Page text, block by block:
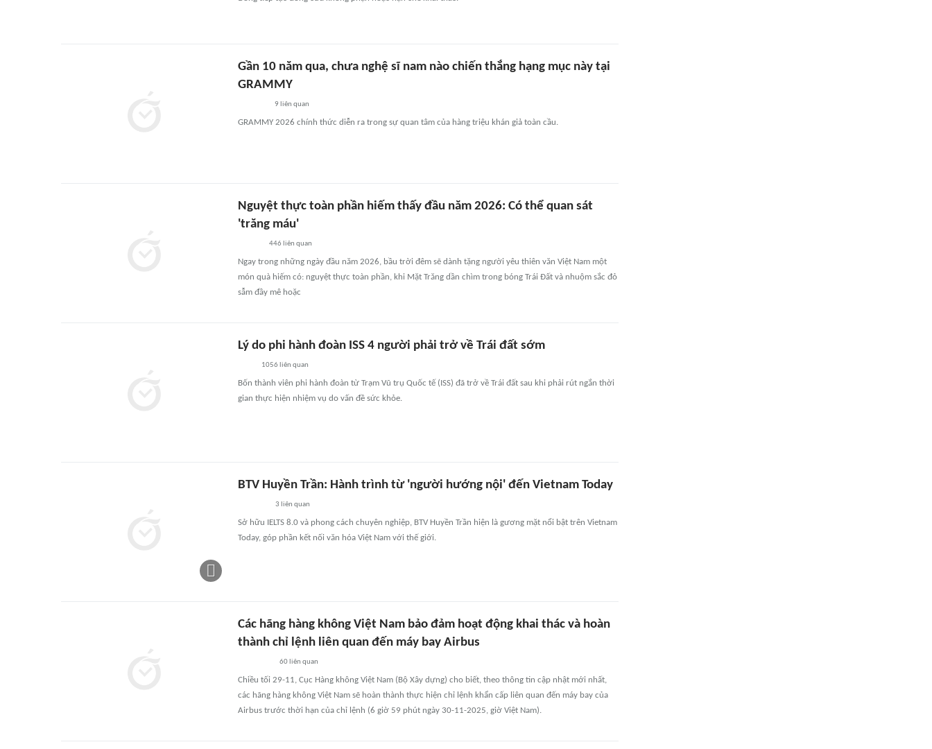
Gần 10 năm qua, chưa nghệ sĩ nam nào chiến thắng hạng mục này tại
GRAMMY
9 liên quan
GRAMMY 2026 chính thức diễn ra trong sự quan tâm của hàng triệu khán giả toàn cầu.
Nguyệt thực toàn phần hiếm thấy đầu năm 2026: Có thể quan sát
'trăng máu'
446 liên quan
Ngay trong những ngày đầu năm 2026, bầu trời đêm sẽ dành tặng người yêu thiên văn Việt Nam một
món quà hiếm có: nguyệt thực toàn phần, khi Mặt Trăng dần chìm trong bóng Trái Đất và nhuộm sắc đỏ
sẫm đầy mê hoặc
Lý do phi hành đoàn ISS 4 người phải trở về Trái đất sớm
1056 liên quan
Bốn thành viên phi hành đoàn từ Trạm Vũ trụ Quốc tế (ISS) đã trở về Trái đất sau khi phải rút ngắn thời
gian thực hiện nhiệm vụ do vấn đề sức khỏe.
BTV Huyền Trần: Hành trình từ 'người hướng nội' đến Vietnam Today
3 liên quan
Sở hữu IELTS 8.0 và phong cách chuyên nghiệp, BTV Huyền Trần hiện là gương mặt nổi bật trên Vietnam
Today, góp phần kết nối văn hóa Việt Nam với thế giới.
Các hãng hàng không Việt Nam bảo đảm hoạt động khai thác và hoàn
thành chỉ lệnh liên quan đến máy bay Airbus
60 liên quan
Chiều tối 29-11, Cục Hàng không Việt Nam (Bộ Xây dựng) cho biết, theo thông tin cập nhật mới nhất,
các hãng hàng không Việt Nam sẽ hoàn thành thực hiện chỉ lệnh khẩn cấp liên quan đến máy bay của
Airbus trước thời hạn của chỉ lệnh (6 giờ 59 phút ngày 30-11-2025, giờ Việt Nam).